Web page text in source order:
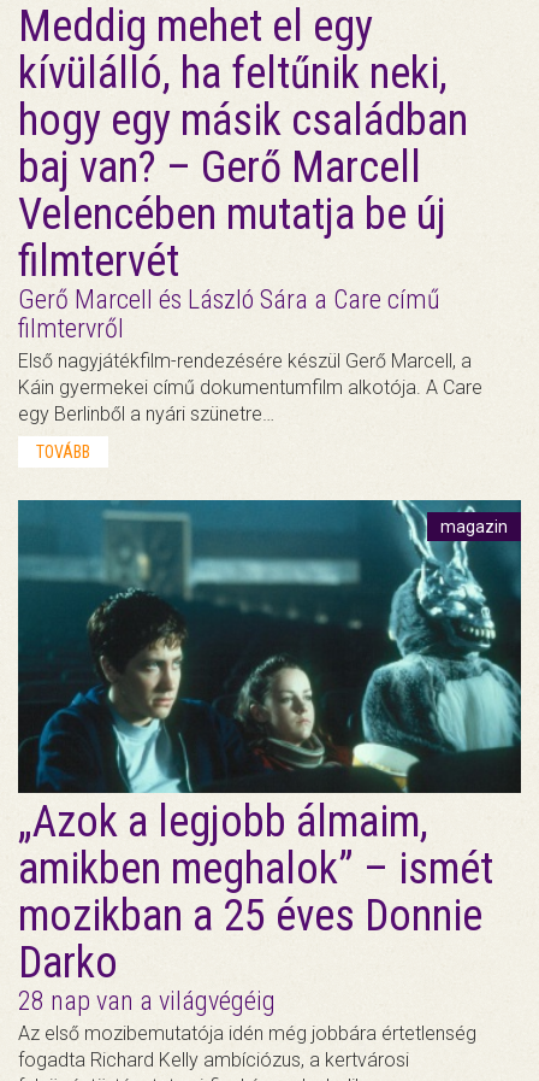
Meddig mehet el egy
kívülálló, ha feltűnik neki,
hogy egy másik családban
baj van? – Gerő Marcell
Velencében mutatja be új
filmtervét
Gerő Marcell és László Sára a Care című
filmtervről
Első nagyjátékfilm-rendezésére készül Gerő Marcell, a
Káin gyermekei című dokumentumfilm alkotója. A Care
egy Berlinből a nyári szünetre…
TOVÁBB
magazin
„Azok a legjobb álmaim,
amikben meghalok” – ismét
mozikban a 25 éves Donnie
Darko
28 nap van a világvégéig
Az első mozibemutatója idén még jobbára értetlenség
fogadta Richard Kelly ambíciózus, a kertvárosi